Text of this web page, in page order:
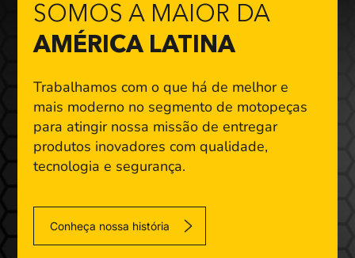
SOMOS A MAIOR DA
AMÉRICA LATINA
Trabalhamos com o que há de melhor e
mais moderno no segmento de motopeças
para atingir nossa missão de entregar
produtos inovadores com qualidade,
tecnologia e segurança.
Conheça nossa história